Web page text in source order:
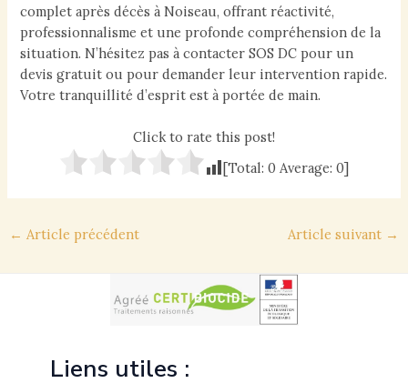
complet après décès à Noiseau, offrant réactivité,
professionnalisme et une profonde compréhension de la
situation. N’hésitez pas à contacter SOS DC pour un
devis gratuit ou pour demander leur intervention rapide.
Votre tranquillité d’esprit est à portée de main.
Click to rate this post!
[Total: 0 Average: 0]
Navigation
← Article précédent Article suivant →
Liens utiles :